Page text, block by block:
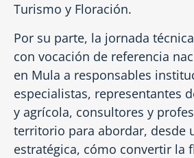
Turismo y Floración.
Por su parte, la jornada
con vocación de referencia
en Mula a responsables
especialistas, representantes
y agrícola, consultores y
territorio para abordar, desde
estratégica, cómo convertir la